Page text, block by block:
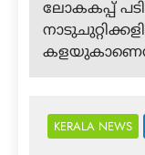
ലോകകപ്പ്
KERALA NEWS